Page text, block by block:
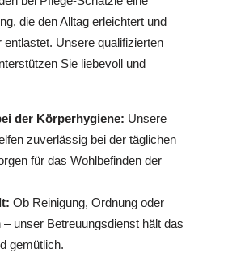
die den Alltag erleichtert und
entlastet. Unsere qualifizierten
Sie liebevoll und
der Körperhygiene: Unsere
zuverlässig bei der täglichen
für das Wohlbefinden der
Ob Reinigung, Ordnung oder
– unser Betreuungsdienst hält das
gemütlich.